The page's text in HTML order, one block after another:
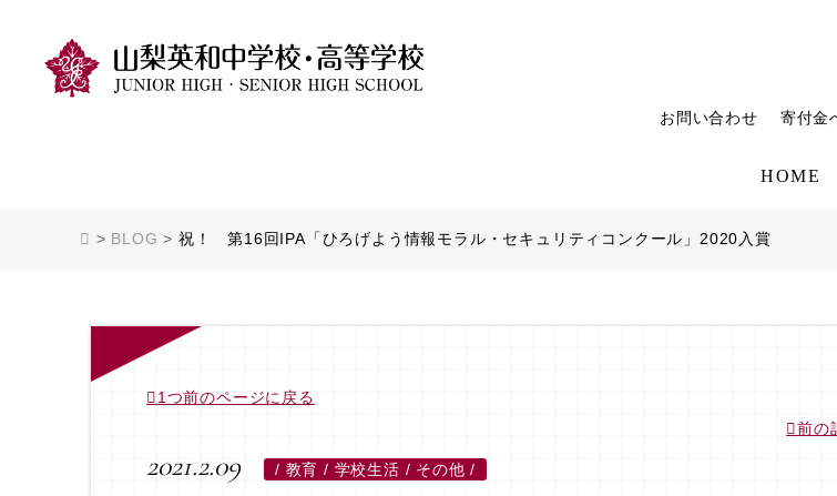
お問い合わせ 寄付金
HOME
> BLOG > 祝！ 第16回IPA「ひろげよう情報モラル・セキュリティコンクール」2020入賞
1つ前のページに戻る
前の
2021.2.09 / 教育 / 学校生活 / その他 /